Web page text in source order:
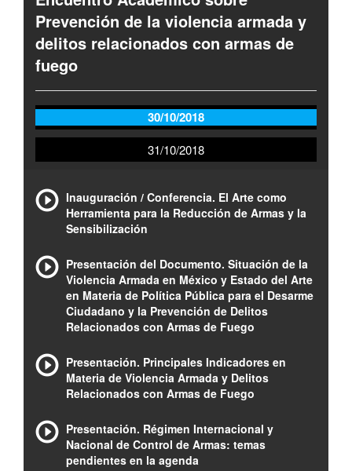
Prevención de la violencia armada y
delitos relacionados con armas de
fuego
30/10/2018
31/10/2018
Inauguración / Conferencia. El Arte como
Herramienta para la Reducción de Armas y la
Sensibilización
Presentación del Documento. Situación de la
Violencia Armada en México y Estado del Arte
en Materia de Política Pública para el Desarme
Ciudadano y la Prevención de Delitos
Relacionados con Armas de Fuego
Presentación. Principales Indicadores en
Materia de Violencia Armada y Delitos
Relacionados con Armas de Fuego
Presentación. Régimen Internacional y
Nacional de Control de Armas: temas
pendientes en la agenda